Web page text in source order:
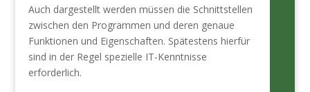
Auch dargestellt werden müssen die Schnittstellen
zwischen den Programmen und deren genaue
Funktionen und Eigenschaften. Spätestens hierfür
sind in der Regel spezielle IT-Kenntnisse
erforderlich.